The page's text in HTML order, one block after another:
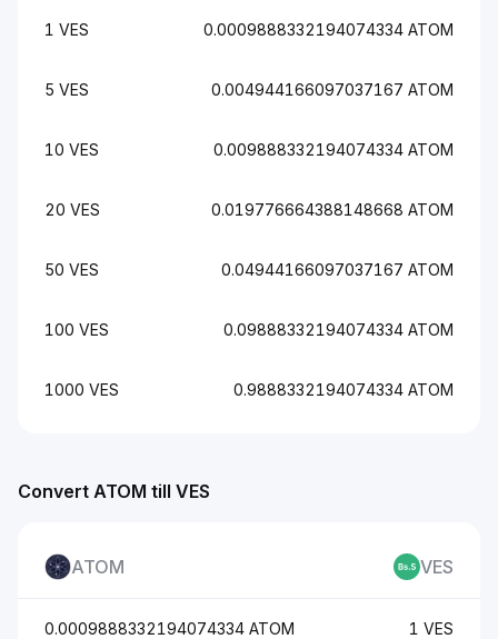
Convert ATOM till VES
ATOM VES
0.0009888332194074334 ATOM 1 VES
1 VES 0.0009888332194074334 ATOM
5 VES 0.004944166097037167 ATOM
10 VES 0.009888332194074334 ATOM
20 VES 0.019776664388148668 ATOM
50 VES 0.04944166097037167 ATOM
100 VES 0.09888332194074334 ATOM
1000 VES 0.9888332194074334 ATOM